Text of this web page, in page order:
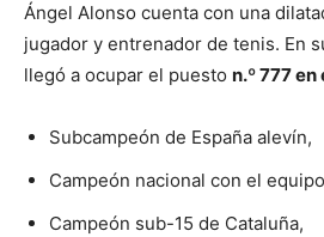
Ángel Alonso cuenta con una
jugador y entrenador de tenis. En
llegó a ocupar el puesto n.º 777
Subcampeón de España alevín,
Campeón nacional con el
Campeón sub-15 de Cataluña,